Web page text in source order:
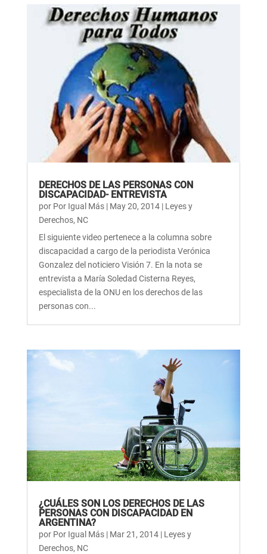
DERECHOS DE LAS PERSONAS CON
DISCAPACIDAD- ENTREVISTA
por Por Igual Más| May 20, 2014| Leyes y
Derechos, NC
El siguiente video pertenece a la columna sobre
discapacidad a cargo de la periodista Verónica
Gonzalez del noticiero Visión 7. En la nota se
entrevista a María Soledad Cisterna Reyes,
especialista de la ONU en los derechos de las
personas con...
¿CUÁLES SON LOS DERECHOS DE LAS
PERSONAS CON DISCAPACIDAD EN
ARGENTINA?
por Por Igual Más| Mar 21, 2014| Leyes y
Derechos, NC